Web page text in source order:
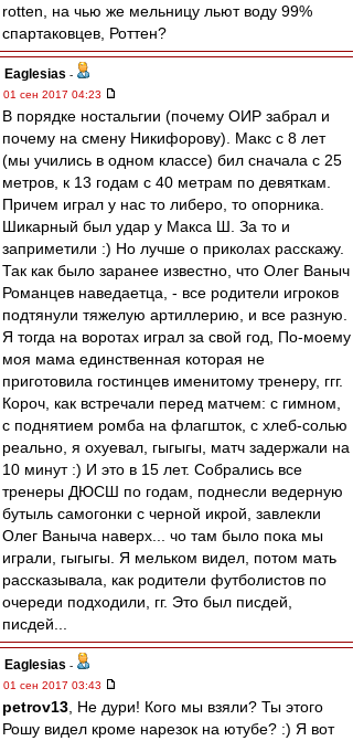
rotten, на чью же мельницу льют воду 99%
спартаковцев, Роттен?
Eaglesias -
01 сен 2017 04:23
В порядке ностальгии (почему ОИР забрал и
почему на смену Никифорову). Макс с 8 лет
(мы учились в одном классе) бил сначала с 25
метров, к 13 годам с 40 метрам по девяткам.
Причем играл у нас то либеро, то опорника.
Шикарный был удар у Макса Ш. За то и
заприметили :) Но лучше о приколах расскажу.
Так как было заранее известно, что Олег Ваныч
Романцев наведаетца, - все родители игроков
подтянули тяжелую артиллерию, и все разную.
Я тогда на воротах играл за свой год, По-моему
моя мама единственная которая не
приготовила гостинцев именитому тренеру, ггг.
Короч, как встречали перед матчем: с гимном,
с поднятием ромба на флагшток, с хлеб-солью
реально, я охуевал, гыгыгы, матч задержали на
10 минут :) И это в 15 лет. Собрались все
тренеры ДЮСШ по годам, поднесли ведерную
бутыль самогонки с черной икрой, завлекли
Олег Ваныча наверх... чо там было пока мы
играли, гыгыгы. Я мельком видел, потом мать
рассказывала, как родители футболистов по
очереди подходили, гг. Это был писдей,
писдей...
Eaglesias -
01 сен 2017 03:43
petrov13 , Не дури! Кого мы взяли? Ты этого
Рошу видел кроме нарезок на ютубе? :) Я вот